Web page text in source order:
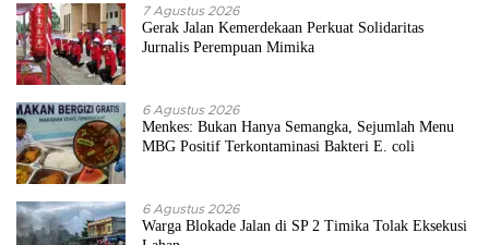
7 Agustus 2026
Gerak Jalan Kemerdekaan Perkuat Solidaritas
Jurnalis Perempuan Mimika
6 Agustus 2026
Menkes: Bukan Hanya Semangka, Sejumlah Menu
MBG Positif Terkontaminasi Bakteri E. coli
6 Agustus 2026
Warga Blokade Jalan di SP 2 Timika Tolak Eksekusi